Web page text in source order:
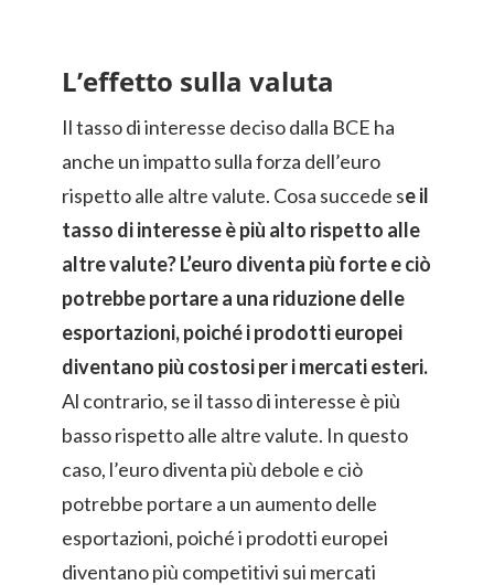
L’effetto sulla valuta
Il tasso di interesse deciso dalla BCE ha
anche un impatto sulla forza dell’euro
rispetto alle altre valute. Cosa succede se il
tasso di interesse è più alto rispetto alle
altre valute? L’euro diventa più forte e ciò
potrebbe portare a una riduzione delle
esportazioni, poiché i prodotti europei
diventano più costosi per i mercati esteri.
Al contrario, se il tasso di interesse è più
basso rispetto alle altre valute. In questo
caso, l’euro diventa più debole e ciò
potrebbe portare a un aumento delle
esportazioni, poiché i prodotti europei
diventano più competitivi sui mercati